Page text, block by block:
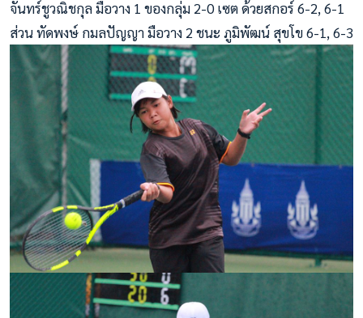
จันทร์ชูวณิชกุล มือวาง 1 ของกลุ่ม 2-0 เซต ด้วยสกอร์ 6-2, 6-1
ส่วน ทัดพงษ์ กมลปัญญา มือวาง 2 ชนะ ภูมิพัฒน์ สุขโข 6-1, 6-3